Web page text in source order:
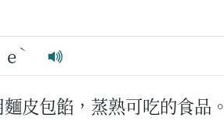
e ˋ
麵皮包餡，蒸熟可吃的食品。